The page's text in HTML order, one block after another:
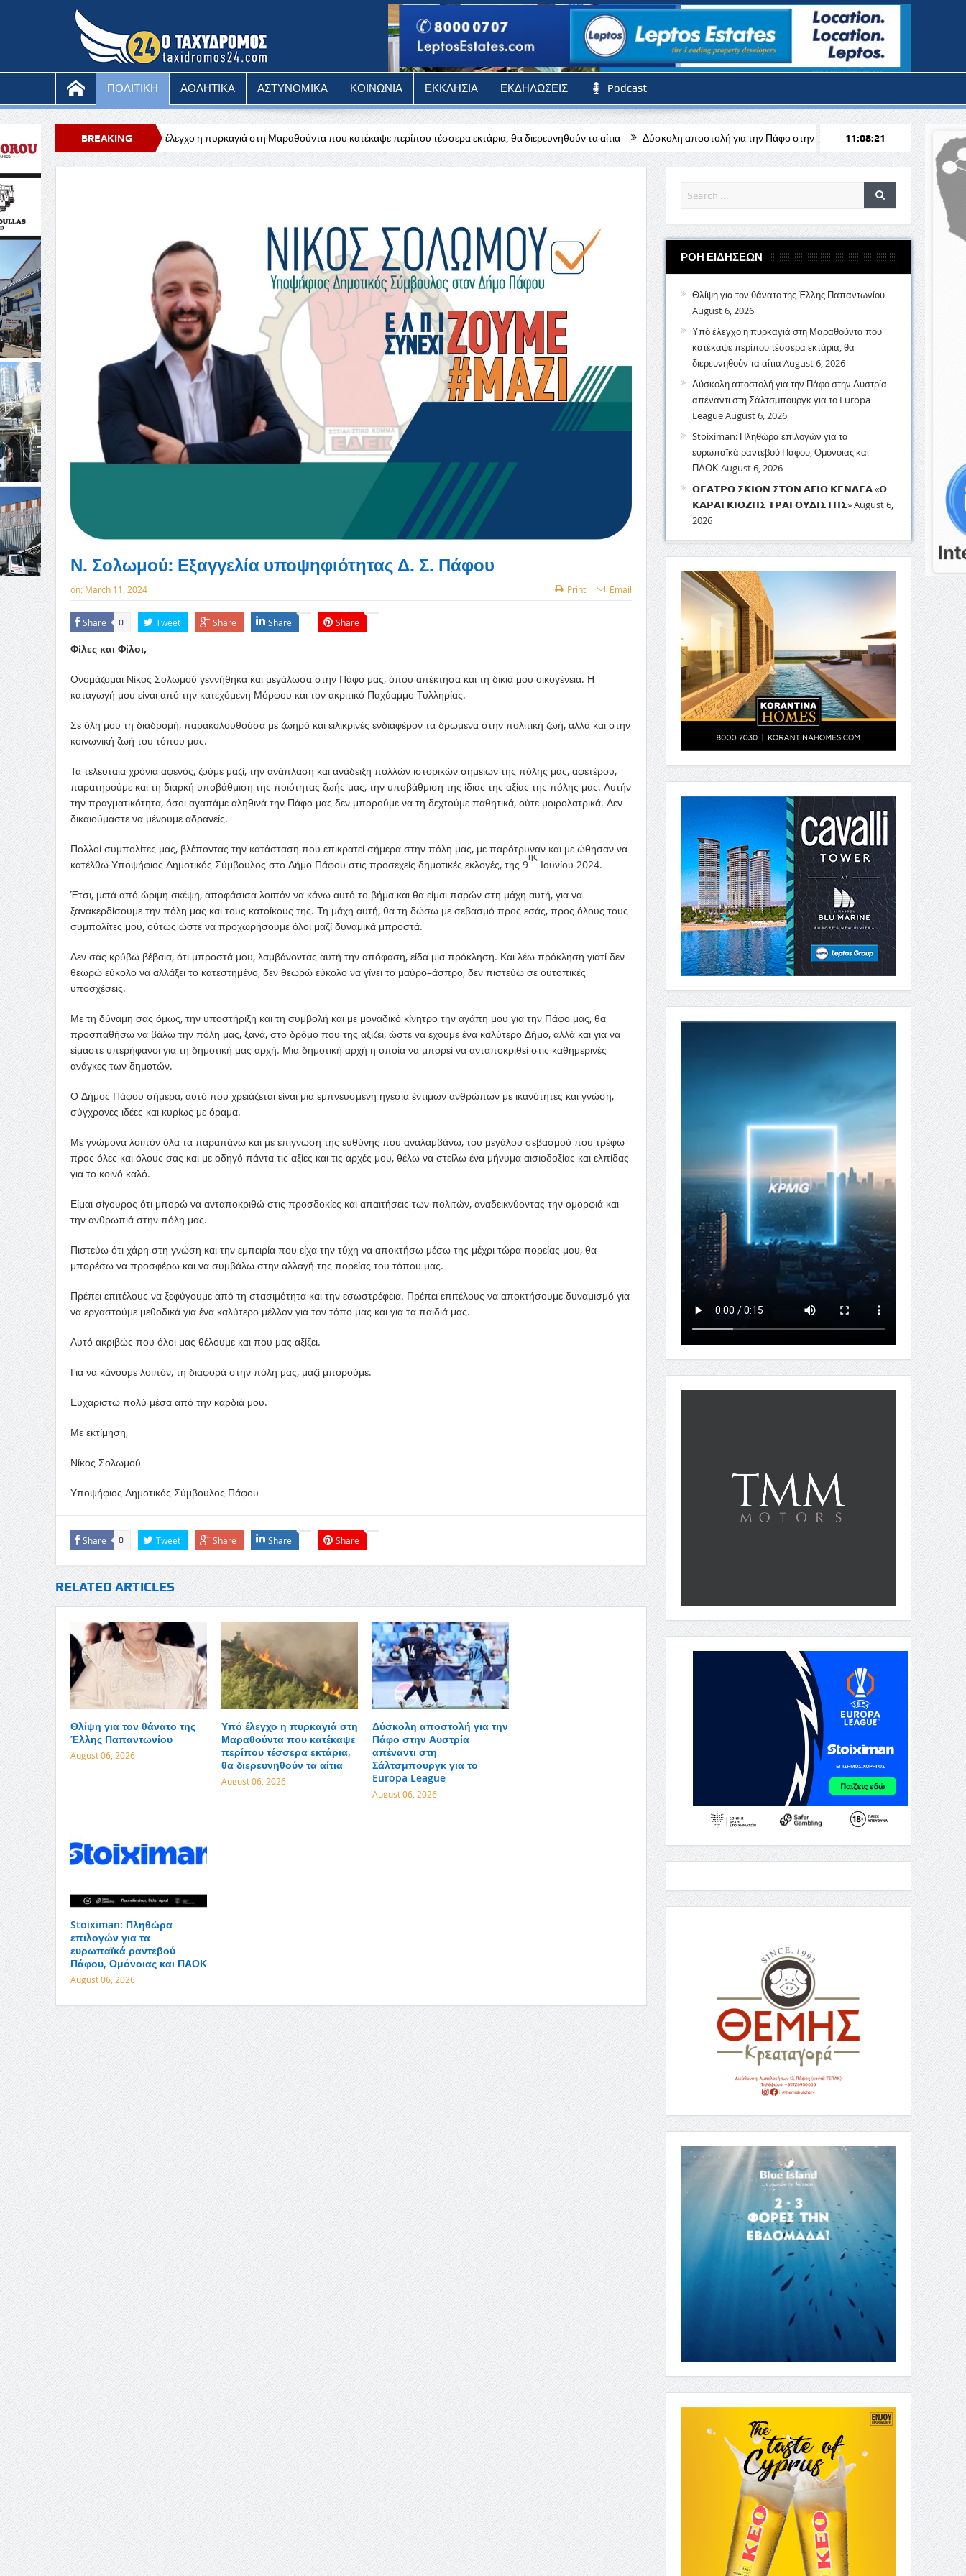
ΠΟΛΙΤΙΚΗ ΑΘΛΗΤΙΚΑ ΑΣΤΥΝΟΜΙΚΑ ΚΟΙΝΩΝΙΑ ΕΚΚΛΗΣΙΑ ΕΚΔΗΛΩΣΕΙΣ Podcast
BREAKING
NEWS
Υπό έλεγχο η πυρκαγιά στη Μαραθούντα που κατέκαψε περίπου τέσσερα εκτάρια, θα διερευνηθούν τα αίτια Δύσκολη αποστολή για την Πάφο στην Αυστρία απέναντι στη Σάλτσμπουργκ για το Europa
11:08:23
Ν. Σολωμού: Εξαγγελία υποψηφιότητας Δ. Σ. Πάφου
on: March 11, 2024 Print Email
Share 0 Tweet Share Share Share
Φίλες και Φίλοι,
Ονομάζομαι Νίκος Σολωμού γεννήθηκα και μεγάλωσα στην Πάφο μας, όπου απέκτησα και τη δικιά μου οικογένεια. Η
καταγωγή μου είναι από την κατεχόμενη Μόρφου και τον ακριτικό Παχύαμμο Τυλληρίας.
Σε όλη μου τη διαδρομή, παρακολουθούσα με ζωηρό και ειλικρινές ενδιαφέρον τα δρώμενα στην πολιτική ζωή, αλλά και στην
κοινωνική ζωή του τόπου μας.
Τα τελευταία χρόνια αφενός, ζούμε μαζί, την ανάπλαση και ανάδειξη πολλών ιστορικών σημείων της πόλης μας, αφετέρου,
παρατηρούμε και τη διαρκή υποβάθμιση της ποιότητας ζωής μας, την υποβάθμιση της ίδιας της αξίας της πόλης μας. Αυτήν
την πραγματικότητα, όσοι αγαπάμε αληθινά την Πάφο μας δεν μπορούμε να τη δεχτούμε παθητικά, ούτε μοιρολατρικά. Δεν
δικαιούμαστε να μένουμε αδρανείς.
Πολλοί συμπολίτες μας, βλέποντας την κατάσταση που επικρατεί σήμερα στην πόλη μας, με παρότρυναν και με ώθησαν να
κατέλθω Υποψήφιος Δημοτικός Σύμβουλος στο Δήμο Πάφου στις προσεχείς δημοτικές εκλογές, της 9
ης
Ιουνίου 2024.
Έτσι, μετά από ώριμη σκέψη, αποφάσισα λοιπόν να κάνω αυτό το βήμα και θα είμαι παρών στη μάχη αυτή, για να
ξανακερδίσουμε την πόλη μας και τους κατοίκους της. Τη μάχη αυτή, θα τη δώσω με σεβασμό προς εσάς, προς όλους τους
συμπολίτες μου, ούτως ώστε να προχωρήσουμε όλοι μαζί δυναμικά μπροστά.
Δεν σας κρύβω βέβαια, ότι μπροστά μου, λαμβάνοντας αυτή την απόφαση, είδα μια πρόκληση. Και λέω πρόκληση γιατί δεν
θεωρώ εύκολο να αλλάξει το κατεστημένο, δεν θεωρώ εύκολο να γίνει το μαύρο–άσπρο, δεν πιστεύω σε ουτοπικές
υποσχέσεις.
Με τη δύναμη σας όμως, την υποστήριξη και τη συμβολή και με μοναδικό κίνητρο την αγάπη μου για την Πάφο μας, θα
προσπαθήσω να βάλω την πόλη μας, ξανά, στο δρόμο που της αξίζει, ώστε να έχουμε ένα καλύτερο Δήμο, αλλά και για να
είμαστε υπερήφανοι για τη δημοτική μας αρχή. Μια δημοτική αρχή η οποία να μπορεί να ανταποκριθεί στις καθημερινές
ανάγκες των δημοτών.
Ο Δήμος Πάφου σήμερα, αυτό που χρειάζεται είναι μια εμπνευσμένη ηγεσία έντιμων ανθρώπων με ικανότητες και γνώση,
σύγχρονες ιδέες και κυρίως με όραμα.
Με γνώμονα λοιπόν όλα τα παραπάνω και με επίγνωση της ευθύνης που αναλαμβάνω, του μεγάλου σεβασμού που τρέφω
προς όλες και όλους σας και με οδηγό πάντα τις αξίες και τις αρχές μου, θέλω να στείλω ένα μήνυμα αισιοδοξίας και ελπίδας
για το κοινό καλό.
Είμαι σίγουρος ότι μπορώ να ανταποκριθώ στις προσδοκίες και απαιτήσεις των πολιτών, αναδεικνύοντας την ομορφιά και
την ανθρωπιά στην πόλη μας.
Πιστεύω ότι χάρη στη γνώση και την εμπειρία που είχα την τύχη να αποκτήσω μέσω της μέχρι τώρα πορείας μου, θα
μπορέσω να προσφέρω και να συμβάλω στην αλλαγή της πορείας του τόπου μας.
Πρέπει επιτέλους να ξεφύγουμε από τη στασιμότητα και την εσωστρέφεια. Πρέπει επιτέλους να αποκτήσουμε δυναμισμό για
να εργαστούμε μεθοδικά για ένα καλύτερο μέλλον για τον τόπο μας και για τα παιδιά μας.
Αυτό ακριβώς που όλοι μας θέλουμε και που μας αξίζει.
Για να κάνουμε λοιπόν, τη διαφορά στην πόλη μας, μαζί μπορούμε.
Ευχαριστώ πολύ μέσα από την καρδιά μου.
Με εκτίμηση,
Νίκος Σολωμού
Υποψήφιος Δημοτικός Σύμβουλος Πάφου
Share 0 Tweet Share Share Share
RELATED ARTICLES
Θλίψη για τον θάνατο της
Έλλης Παπαντωνίου
August 06, 2026
Υπό έλεγχο η πυρκαγιά στη
Μαραθούντα που κατέκαψε
περίπου τέσσερα εκτάρια,
θα διερευνηθούν τα αίτια
August 06, 2026
Δύσκολη αποστολή για την
Πάφο στην Αυστρία
απέναντι στη
Σάλτσμπουργκ για το
Europa League
August 06, 2026
Stoiximan: Πληθώρα
επιλογών για τα
ευρωπαϊκά ραντεβού
Πάφου, Ομόνοιας και ΠΑΟΚ
August 06, 2026
ΡΟΗ ΕΙΔΗΣΕΩΝ
Θλίψη για τον θάνατο της Έλλης Παπαντωνίου
August 6, 2026
Υπό έλεγχο η πυρκαγιά στη Μαραθούντα που
κατέκαψε περίπου τέσσερα εκτάρια, θα
διερευνηθούν τα αίτια August 6, 2026
Δύσκολη αποστολή για την Πάφο στην Αυστρία
απέναντι στη Σάλτσμπουργκ για το Europa
LeagueAugust 6, 2026
Stoiximan: Πληθώρα επιλογών για τα
ευρωπαϊκά ραντεβού Πάφου, Ομόνοιας και
ΠΑΟΚAugust 6, 2026
𝝝𝝚𝝖𝝩𝝦𝝤 𝝨𝝟𝝞𝝮𝝢 𝝨𝝩𝝤𝝢 𝝖𝝘𝝞𝝤 𝝟𝝚𝝢𝝙𝝚𝝖 «𝝤
𝝟𝝖𝝦𝝖𝝘𝝟𝝞𝝤𝝛𝝜𝝨 𝝩𝝦𝝖𝝘𝝤𝝪𝝙𝝞𝝨𝝩𝝜𝝨»August 6,
2026